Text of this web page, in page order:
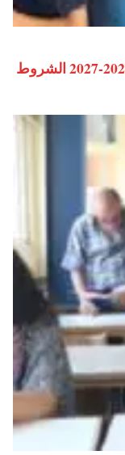
طريقة التقديم في مدارس المتفوقين 2026-2027 الشروط